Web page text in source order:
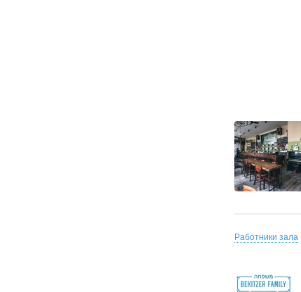
Работники зала